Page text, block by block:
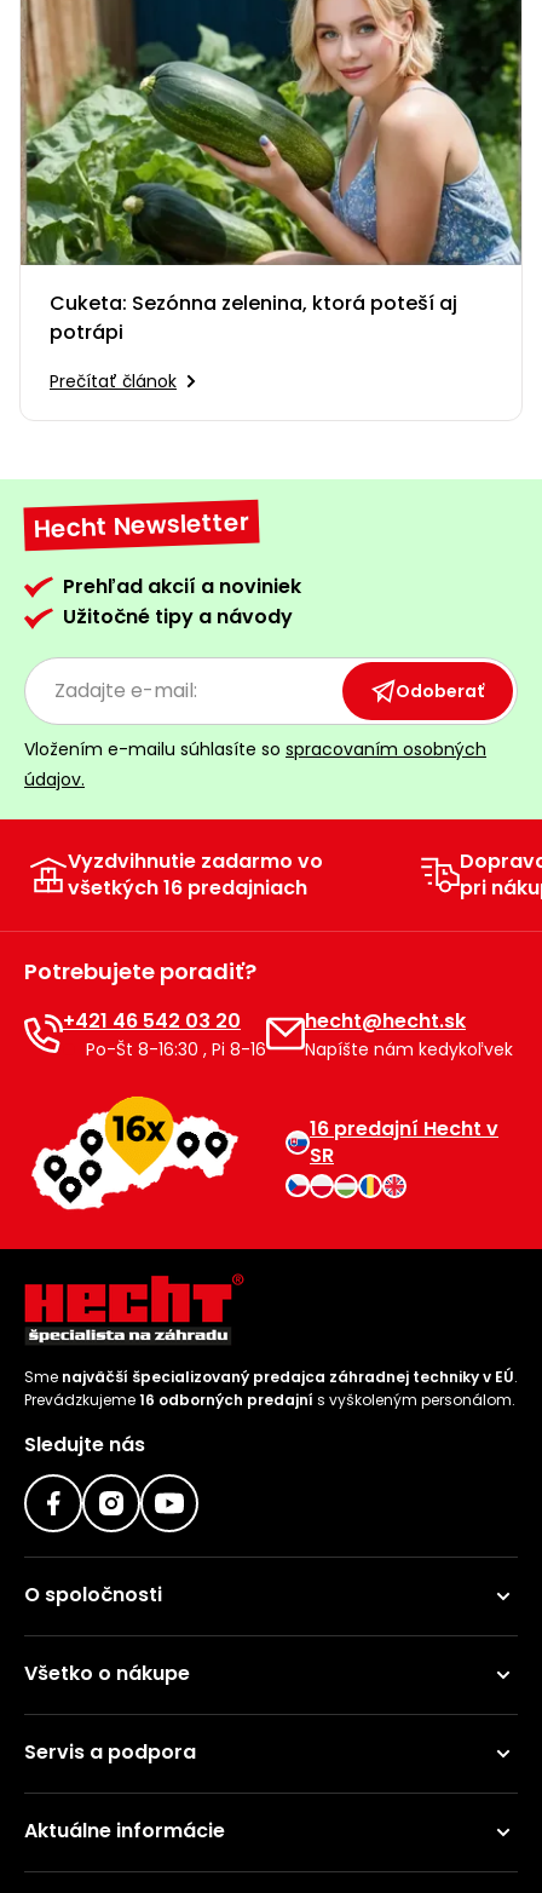
Cuketa: Sezónna zelenina, ktorá poteší aj
potrápi
Prečítať článok
Hecht Newsletter
Prehľad akcií a noviniek
Užitočné tipy a návody
Odoberať
Vložením e-mailu súhlasíte so spracovaním osobných
údajov.
Vyzdvihnutie zadarmo vo
všetkých 16 predajniach
pri
Potrebujete poradiť?
+421 46 542 03 20
Po-Št 8-16:30 , Pi 8-16
hecht@hecht.sk
Napíšte nám kedykoľvek
16 predajní Hecht v
SR
Sme najväčší špecializovaný predajca záhradnej techniky v EÚ.
Prevádzkujeme16 odborných predajní s vyškoleným personálom.
Sledujte nás
O spoločnosti
Všetko o nákupe
Servis a podpora
Aktuálne informácie